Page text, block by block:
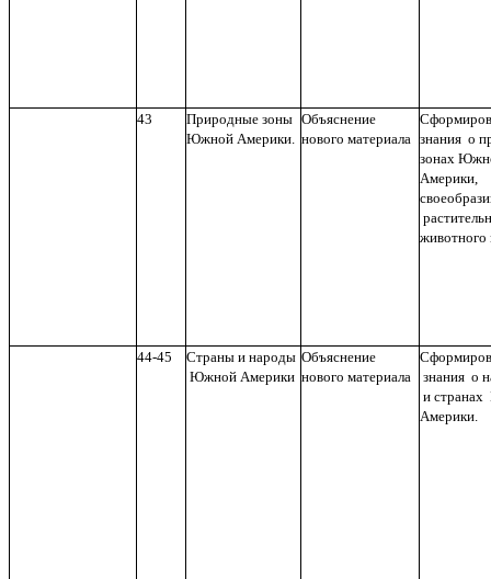
43
Природные зоны
Южной Америки.
Объяснение
нового материала знания о
зонах
Америки,
животного
44-45
Страны и народы
Южной Америки
Объяснение
нового материала
знания о
и
Америки.